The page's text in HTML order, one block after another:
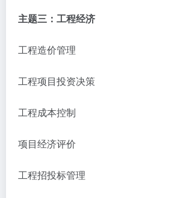
主题三：工程经济
工程造价管理
工程项目投资决策
工程成本控制
项目经济评价
工程招投标管理